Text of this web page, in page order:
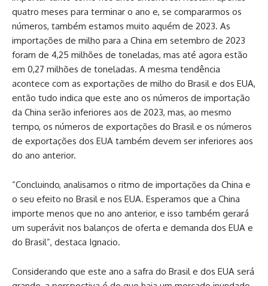
quatro meses para terminar o ano e, se compararmos os
números, também estamos muito aquém de 2023. As
importações de milho para a China em setembro de 2023
foram de 4,25 milhões de toneladas, mas até agora estão
em 0,27 milhões de toneladas. A mesma tendência
acontece com as exportações de milho do Brasil e dos EUA,
então tudo indica que este ano os números de importação
da China serão inferiores aos de 2023, mas, ao mesmo
tempo, os números de exportações do Brasil e os números
de exportações dos EUA também devem ser inferiores aos
do ano anterior.
“Concluindo, analisamos o ritmo de importações da China e
o seu efeito no Brasil e nos EUA. Esperamos que a China
importe menos que no ano anterior, e isso também gerará
um superávit nos balanços de oferta e demanda dos EUA e
do Brasil”, destaca Ignacio.
Considerando que este ano a safra do Brasil e dos EUA será